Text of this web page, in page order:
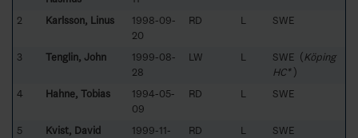
2 Karlsson, Linus
1998-09-
20
RD L SWE
3 Tenglin, John
1999-08-
28
LW L SWE (Köping
HC*)
4
Hahne, Tobias
1994-05-
09
RD L SWE
5 Kvist, David
1999-11-
RD L SWE